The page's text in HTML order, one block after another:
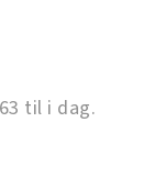
til i dag.